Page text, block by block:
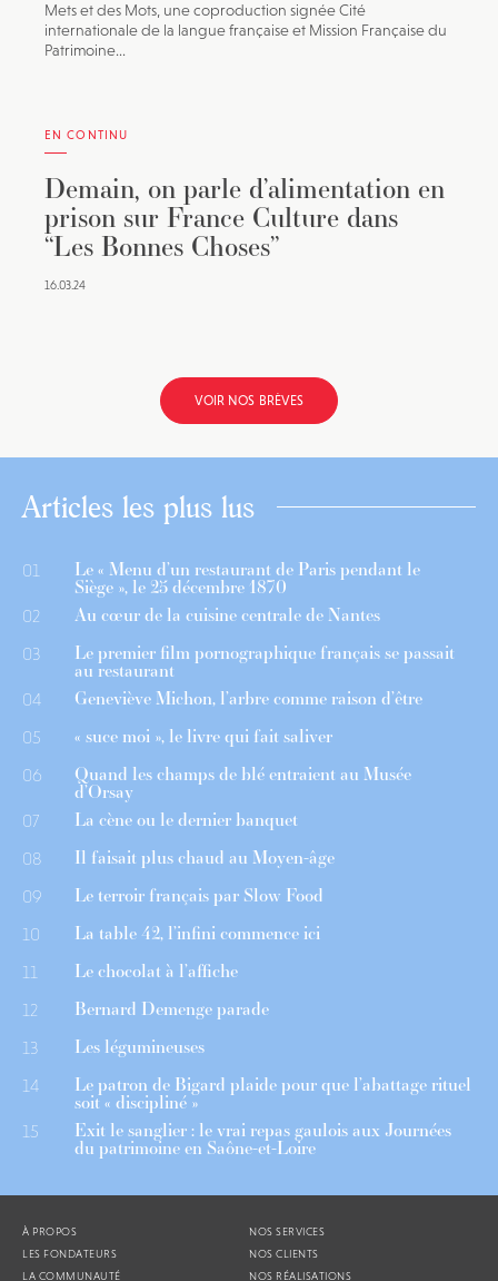
Mets et des Mots, une coproduction signée Cité
internationale de la langue française et Mission Française du
Patrimoine...
EN CONTINU
Demain, on parle d’alimentation en
prison sur France Culture dans
“Les Bonnes Choses”
16.03.24
VOIR NOS BRÈVES
Articles les plus lus
01 Le « Menu d’un restaurant de Paris pendant le
Siège », le 25 décembre 1870
02 Au cœur de la cuisine centrale de Nantes
03 Le premier film pornographique français se passait
au restaurant
04 Geneviève Michon, l’arbre comme raison d’être
05 « suce moi », le livre qui fait saliver
06 Quand les champs de blé entraient au Musée
d’Orsay
07 La cène ou le dernier banquet
08 Il faisait plus chaud au Moyen-âge
09 Le terroir français par Slow Food
10 La table 42, l’infini commence ici
11 Le chocolat à l’affiche
12 Bernard Demenge parade
13 Les légumineuses
14 Le patron de Bigard plaide pour que l’abattage rituel
soit « discipliné »
15 Exit le sanglier : le vrai repas gaulois aux Journées
du patrimoine en Saône-et-Loire
À PROPOS
LES FONDATEURS
LA COMMUNAUTÉ
NOS SERVICES
NOS CLIENTS
NOS RÉALISATIONS